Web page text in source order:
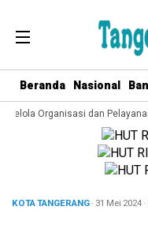
Beranda Nasional
Organisasi dan
KOTA TANGERANG· 31 Mei 2024·